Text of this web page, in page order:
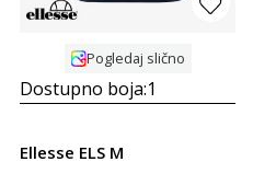
Pogledaj slično
Dostupno boja:1
Ellesse ELS M